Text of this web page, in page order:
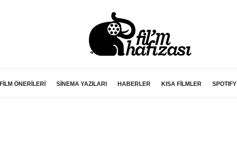
FİLM ÖNERİLERİ SİNEMA YAZILARI HABERLER KISA FİLMLER SPOTIFY